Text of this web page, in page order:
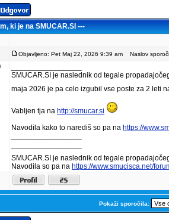
ki je na SMUCAR.SI ---
Objavljeno: Pet Maj 22, 2026 9:39 am
Naslov
SMUCAR.SI je naslednik od tegale
maja 2026 je pa celo izgubil vse poste za 2 leti
Vabljen tja na http://smucar.si
Navodila kako to narediš so pa na https://
SMUCAR.SI je naslednik od tegale
Navodila so pa na https://www.smucisca.net/
Pokaži sporočila: